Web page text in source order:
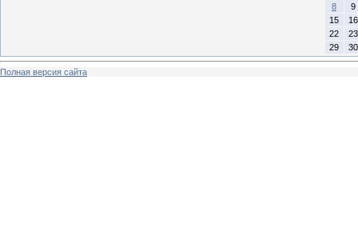
8
9
15
16
22
23
29
30
Полная версия сайта